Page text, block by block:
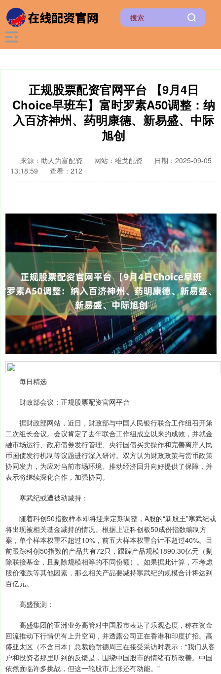
正规股票配资官网平台 【9月4日
Choice早班车】富时罗素A50调整：纳
入百济神州、药明康德、新易盛、中际
旭创
来源：助人为富配资 网站：维戈配资
日期：2025-09-05
13:18:59
查看：212
每日精选
财政部会议：正规股票配资官网平台
据财政部网站，近日，财政部与中国人民银行联合工作组召开第
二次组长会议。会议肯定了去年联合工作组成立以来的成效，并就金
融市场运行、政府债券发行管理、央行国债买卖操作和完善离岸人民
币国债发行机制等议题进行深入研讨。双方认为财政政策与货币政策
协同发力，为应对当前市场环境、推动经济回升向好提供了保障，并
表示将继续深化合作，加强协同。
寒武纪或遭被动减持：
随着科创50指数样本即将迎来定期调整，A股的“新股王”寒武纪或
将出现被相关基金减持的情况。根据上证科创板50成份指数编制方
案，单个样本权重不超过10%，前五大样本权重合计不超过40%。目
前跟踪科创50指数的产品共有72只，跟踪产品规模1890.30亿元（剔
除联接基金，且剔除规模相等的不同份额）。如果据此计算，不考虑
股价涨跌等其他因素，那么相关产品要减持寒武纪的规模合计将达到
百亿元。
高盛预测：
高盛集团的亚洲业务高管对中国股市表达了乐观态度，称在资金
回流推动下行情仍有上升空间，并透露公司正在香港和印度扩招。高
盛亚太区（不含日本）总裁施耐德周三在接受采访时表示：“我们从客
户和投资者那里听到的反馈是，围绕中国股市的情绪有所改善。中国
依然面临许多挑战，但这一轮股市上涨还有动能。”